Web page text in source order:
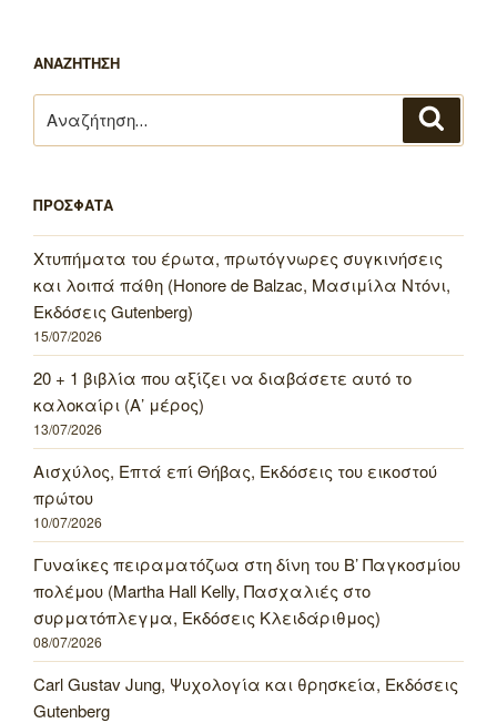
ΑΝΑΖΗΤΗΣΗ
για:
ΠΡΟΣΦΑΤΑ
Χτυπήματα του έρωτα, πρωτόγνωρες συγκινήσεις
και λοιπά πάθη (Honore de Balzac, Μασιμίλα Ντόνι,
Εκδόσεις Gutenberg)
15/07/2026
20 + 1 βιβλία που αξίζει να διαβάσετε αυτό το
καλοκαίρι (Α’ μέρος)
13/07/2026
Αισχύλος, Επτά επί Θήβας, Εκδόσεις του εικοστού
πρώτου
10/07/2026
Γυναίκες πειραματόζωα στη δίνη του Β’ Παγκοσμίου
πολέμου (Martha Hall Kelly, Πασχαλιές στο
συρματόπλεγμα, Εκδόσεις Κλειδάριθμος)
08/07/2026
Carl Gustav Jung, Ψυχολογία και θρησκεία, Εκδόσεις
Gutenberg